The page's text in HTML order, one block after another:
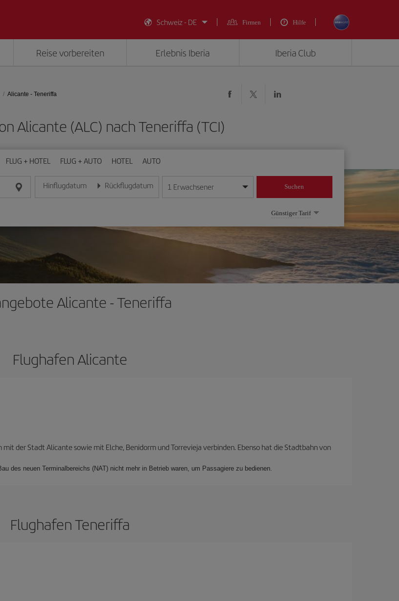
Schweiz - DE
Firmen Hilfe
Reise vorbereiten Erlebnis Iberia Iberia Club
Alicante - Teneriffa
Alicante (ALC) nach Teneriffa (TCI)
FLUG + HOTEL FLUG + AUTO HOTEL AUTO
Hinflugdatum
Geben Sie das Datum im Format Tag/Monat/Jahr ein
Rückflugdatum
Geben Sie das Datum im Format Tag/Monat/Jahr ein
1 Erwachsener Suchen
Günstiger Tarif
Alicante - Teneriffa
Flughafen Alicante
der Stadt Alicante sowie mit Elche, Benidorm und Torrevieja verbinden. Ebenso hat die Stadtbahn von
des neuen Terminalbereichs (NAT) nicht mehr in Betrieb waren, um Passagiere zu bedienen.
Flughafen Teneriffa